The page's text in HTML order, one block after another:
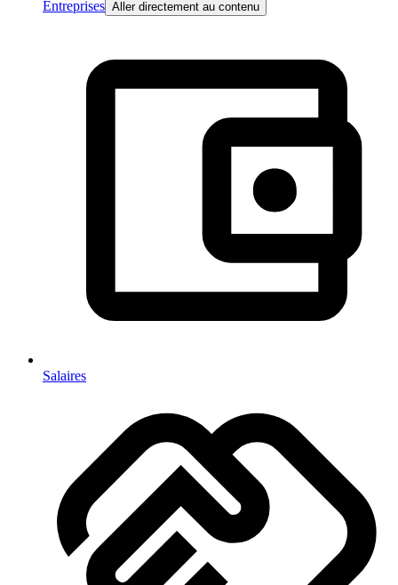
Entreprises Aller directement au contenu
Salaires